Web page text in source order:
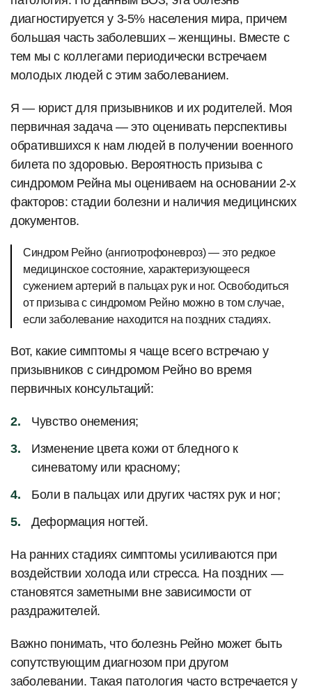
диагностируется у 3-5% населения мира, причем
большая часть заболевших – женщины. Вместе с
тем мы с коллегами периодически встречаем
молодых людей с этим заболеванием.
Я — юрист для призывников и их родителей. Моя
первичная задача — это оценивать перспективы
обратившихся к нам людей в получении военного
билета по здоровью. Вероятность призыва с
синдромом Рейна мы оцениваем на основании 2-х
факторов: стадии болезни и наличия медицинских
документов.
Синдром Рейно (ангиотрофоневроз) — это редкое
медицинское состояние, характеризующееся
сужением артерий в пальцах рук и ног. Освободиться
от призыва с синдромом Рейно можно в том случае,
если заболевание находится на поздних стадиях.
Вот, какие симптомы я чаще всего встречаю у
призывников с синдромом Рейно во время
первичных консультаций:
Чувство онемения;
Изменение цвета кожи от бледного к
синеватому или красному;
Боли в пальцах или других частях рук и ног;
Деформация ногтей.
На ранних стадиях симптомы усиливаются при
воздействии холода или стресса. На поздних —
становятся заметными вне зависимости от
раздражителей.
Важно понимать, что болезнь Рейно может быть
сопутствующим диагнозом при другом
заболевании. Такая патология часто встречается у